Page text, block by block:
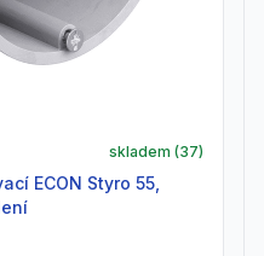
skladem (37)